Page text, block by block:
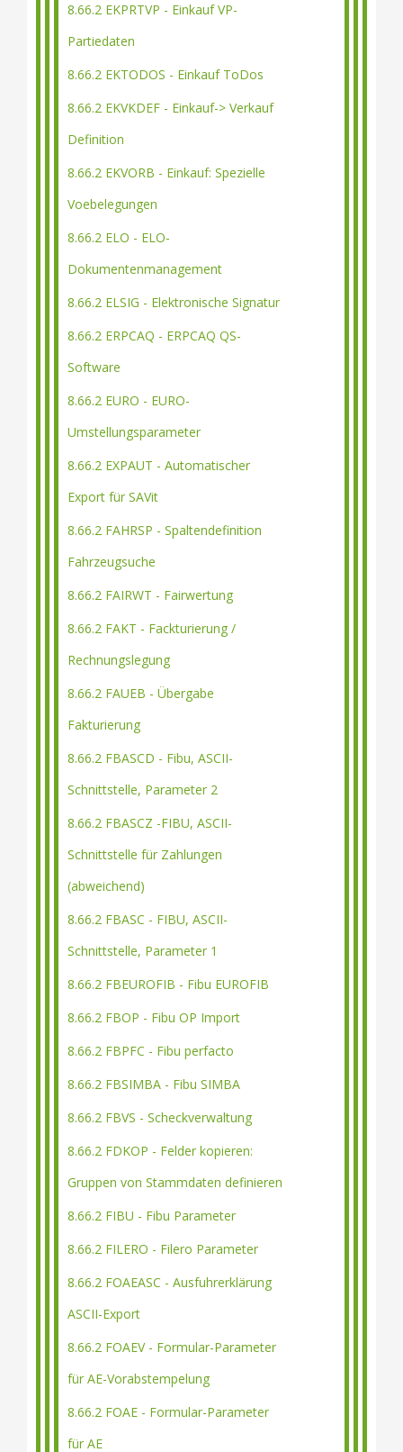
8.66.2 EKPRTVP - Einkauf VP-
Partiedaten
8.66.2 EKTODOS - Einkauf ToDos
8.66.2 EKVKDEF - Einkauf-> Verkauf
Definition
8.66.2 EKVORB - Einkauf: Spezielle
Voebelegungen
8.66.2 ELO - ELO-
Dokumentenmanagement
8.66.2 ELSIG - Elektronische Signatur
8.66.2 ERPCAQ - ERPCAQ QS-
Software
8.66.2 EURO - EURO-
Umstellungsparameter
8.66.2 EXPAUT - Automatischer
Export für SAVit
8.66.2 FAHRSP - Spaltendefinition
Fahrzeugsuche
8.66.2 FAIRWT - Fairwertung
8.66.2 FAKT - Fackturierung /
Rechnungslegung
8.66.2 FAUEB - Übergabe
Fakturierung
8.66.2 FBASCD - Fibu, ASCII-
Schnittstelle, Parameter 2
8.66.2 FBASCZ -FIBU, ASCII-
Schnittstelle für Zahlungen
(abweichend)
8.66.2 FBASC - FIBU, ASCII-
Schnittstelle, Parameter 1
8.66.2 FBEUROFIB - Fibu EUROFIB
8.66.2 FBOP - Fibu OP Import
8.66.2 FBPFC - Fibu perfacto
8.66.2 FBSIMBA - Fibu SIMBA
8.66.2 FBVS - Scheckverwaltung
8.66.2 FDKOP - Felder kopieren:
Gruppen von Stammdaten definieren
8.66.2 FIBU - Fibu Parameter
8.66.2 FILERO - Filero Parameter
8.66.2 FOAEASC - Ausfuhrerklärung
ASCII-Export
8.66.2 FOAEV - Formular-Parameter
für AE-Vorabstempelung
8.66.2 FOAE - Formular-Parameter
für AE